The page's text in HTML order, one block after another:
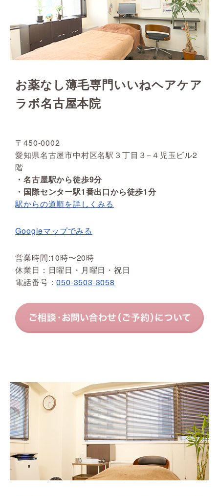
お薬なし薄毛専門いいねヘアケア
ラボ名古屋本院
〒450-0002
愛知県名古屋市中村区名駅３丁目３−４児玉ビル2
階
・名古屋駅から徒歩9分
・国際センター駅1番出口から徒歩1分
駅からの道順を詳しくみる
Googleマップでみる
営業時間:10時〜20時
休業日：日曜日・月曜日・祝日
電話番号：050-3503-3058